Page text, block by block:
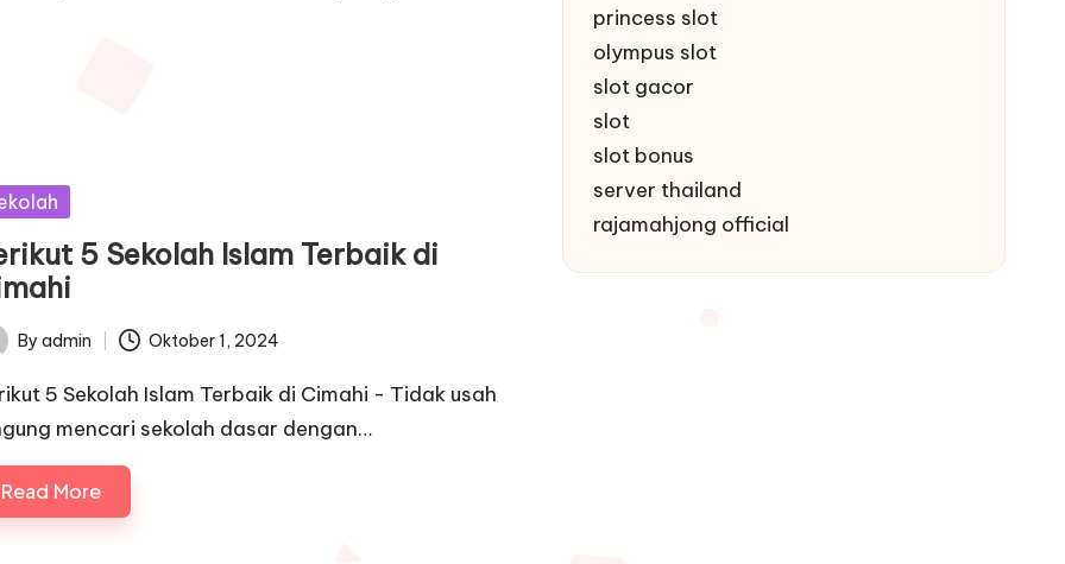
5 Sekolah Islam Terbaik di
By admin Oktober 1, 2024
5 Sekolah Islam Terbaik di Cimahi - Tidak usah
mencari sekolah dasar dengan…
Read More
princess slot
olympus slot
slot gacor
slot
slot bonus
server thailand
rajamahjong official